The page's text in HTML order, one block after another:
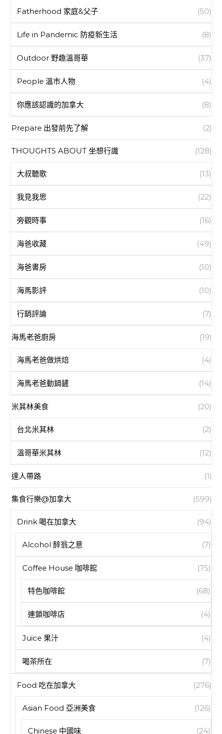
Fatherhood 家庭&父子 (50)
Life in Pandemic 防疫新生活 (8)
Outdoor 野趣溫哥華 (37)
People 溫市人物 (4)
你應該認識的加拿大 (8)
Prepare 出發前先了解 (2)
THOUGHTS ABOUT 坐想行識 (128)
大叔聽歌 (13)
我見我思 (22)
旁觀時事 (16)
海爸收藏 (49)
海爸書房 (10)
海馬影評 (10)
行銷評論 (7)
海馬老爸廚房 (19)
海馬老爸做烘焙 (4)
海馬老爸動鍋鏟 (14)
米其林美食 (20)
台北米其林 (2)
溫哥華米其林 (12)
達人帶路 (1)
集食行樂@加拿大 (599)
Drink 喝在加拿大 (94)
Alcohol 醉翁之意 (7)
Coffee House 咖啡館 (75)
特色咖啡館 (68)
連鎖咖啡店 (4)
Juice 果汁 (4)
喝茶所在 (7)
Food 吃在加拿大 (276)
Asian Food 亞洲美食 (126)
Chinese 中國味 (24)